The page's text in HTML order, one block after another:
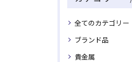
全てのカテゴリー
ブランド品
貴金属